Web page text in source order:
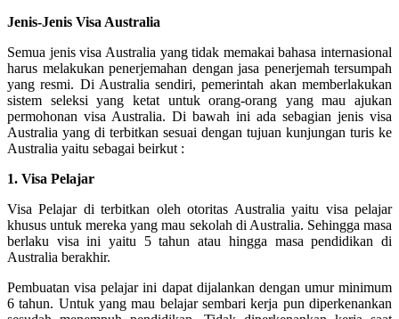
Jenis-Jenis Visa Australia
Semua jenis visa Australia yang tidak memakai bahasa internasional
harus melakukan penerjemahan dengan jasa penerjemah tersumpah
yang resmi. Di Australia sendiri, pemerintah akan memberlakukan
sistem seleksi yang ketat untuk orang-orang yang mau ajukan
permohonan visa Australia. Di bawah ini ada sebagian jenis visa
Australia yang di terbitkan sesuai dengan tujuan kunjungan turis ke
Australia yaitu sebagai beirkut :
1. Visa Pelajar
Visa Pelajar di terbitkan oleh otoritas Australia yaitu visa pelajar
khusus untuk mereka yang mau sekolah di Australia. Sehingga masa
berlaku visa ini yaitu 5 tahun atau hingga masa pendidikan di
Australia berakhir.
Pembuatan visa pelajar ini dapat dijalankan dengan umur minimum
6 tahun. Untuk yang mau belajar sembari kerja pun diperkenankan